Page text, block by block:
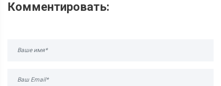
Комментировать: